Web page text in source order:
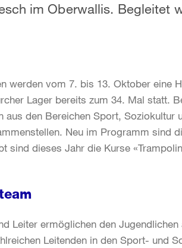
im Oberwallis. Begleitet
werden vom 7. bis 13. Oktober eine
Lager bereits zum 34. Mal statt.
aus den Bereichen Sport, Soziokultur
Neu im Programm sind
sind dieses Jahr die Kurse
Leiter ermöglichen den
Leitenden in den Sport- und